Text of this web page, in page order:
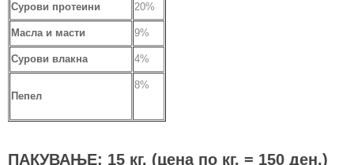
Сурови протеини 20%
Масла и масти 9%
Сурови влакна 4%
Пепел
8%
ПАКУВАЊЕ: 15 кг. (цена по кг. = 150 ден.)